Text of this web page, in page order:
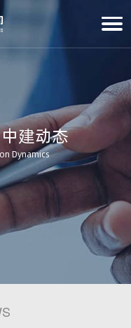
建动态
Dynamics